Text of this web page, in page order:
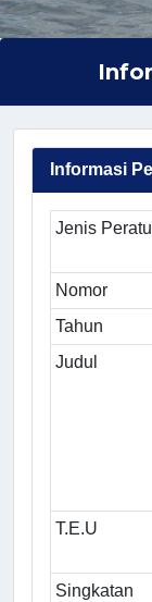
Informasi
Jenis
Nomor
Tahun
Judul
T.E.U
Singkatan